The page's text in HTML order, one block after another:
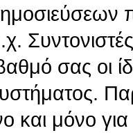
σας οι
και μόνο